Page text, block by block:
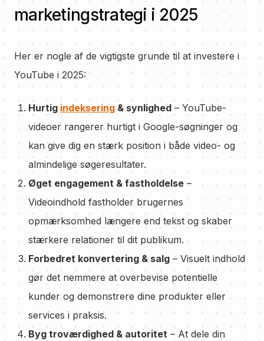
marketingstrategi i 2025
Her er nogle af de vigtigste grunde til at investere i
YouTube i 2025:
Hurtig indeksering & synlighed – YouTube-
videoer rangerer hurtigt i Google-søgninger og
kan give dig en stærk position i både video- og
almindelige søgeresultater.
Øget engagement & fastholdelse –
Videoindhold fastholder brugernes
opmærksomhed længere end tekst og skaber
stærkere relationer til dit publikum.
Forbedret konvertering & salg – Visuelt indhold
gør det nemmere at overbevise potentielle
kunder og demonstrere dine produkter eller
services i praksis.
Byg troværdighed & autoritet – At dele din